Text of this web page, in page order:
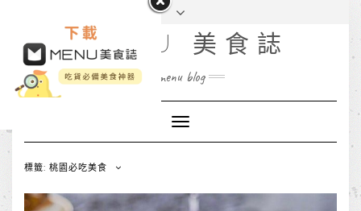
MENU 美食誌
menu blog
Toggle
Navigation
標籤: 桃園必吃美食